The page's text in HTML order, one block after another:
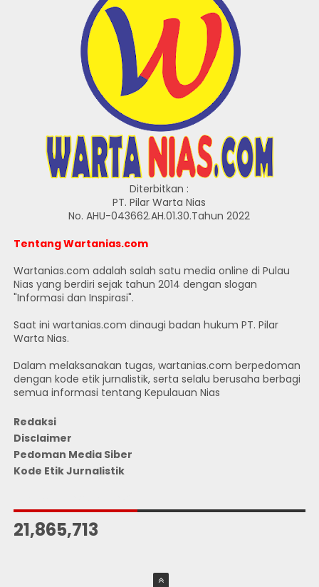
Diterbitkan :
PT. Pilar Warta Nias
No. AHU-043662.AH.01.30.Tahun 2022
Tentang Wartanias.com
Wartanias.com adalah salah satu media online di Pulau
Nias yang berdiri sejak tahun 2014 dengan slogan
"Informasi dan Inspirasi".
Saat ini wartanias.com dinaugi badan hukum PT. Pilar
Warta Nias.
Dalam melaksanakan tugas, wartanias.com berpedoman
dengan kode etik jurnalistik, serta selalu berusaha berbagi
semua informasi tentang Kepulauan Nias
Redaksi
Disclaimer
Pedoman Media Siber
Kode Etik Jurnalistik
21,865,713